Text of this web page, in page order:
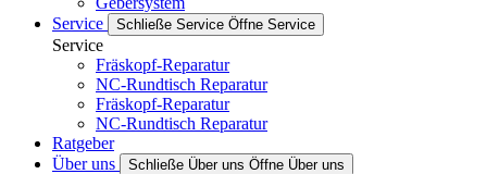
Service
Schließe Service Öffne Service
Service
Fräskopf-Reparatur
NC-Rundtisch Reparatur
Fräskopf-Reparatur
NC-Rundtisch Reparatur
Ratgeber
Über uns
Schließe Über uns Öffne Über uns